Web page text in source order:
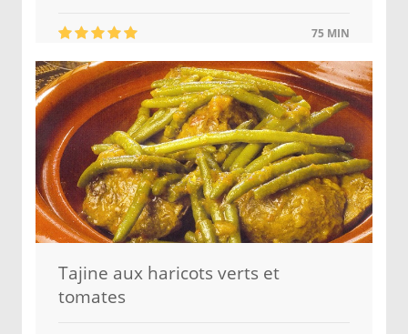
75 MIN
Tajine aux haricots verts et
tomates